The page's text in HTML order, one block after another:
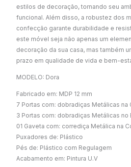
estilos de decoração, tornando seu
funcional. Além disso, a robustez dos
confecção garante durabilidade e
este móvel seja não apenas um
decoração da sua casa, mas também
prazo em qualidade de vida e bem-
MODELO: Dora
Fabricado em: MDP 12 mm
7 Portas com: dobradiças Metálicas na
3 Portas com: dobradiças Metálicas no
01 Gaveta com: corrediça Metálica na
Puxadores de: Plástico
Pés de: Plástico com Regulagem
Acabamento em: Pintura U.V